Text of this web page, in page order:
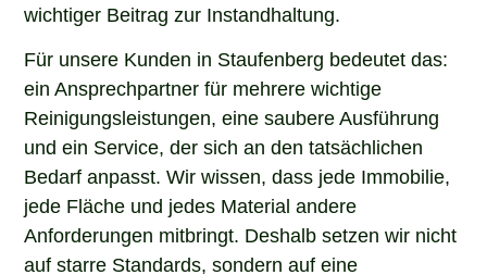
wichtiger Beitrag zur Instandhaltung.
Für unsere Kunden in Staufenberg bedeutet das:
ein Ansprechpartner für mehrere wichtige
Reinigungsleistungen, eine saubere Ausführung
und ein Service, der sich an den tatsächlichen
Bedarf anpasst. Wir wissen, dass jede Immobilie,
jede Fläche und jedes Material andere
Anforderungen mitbringt. Deshalb setzen wir nicht
auf starre Standards, sondern auf eine